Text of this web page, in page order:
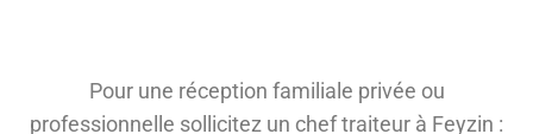
Pour une réception familiale privée ou
professionnelle sollicitez un chef traiteur à Feyzin :